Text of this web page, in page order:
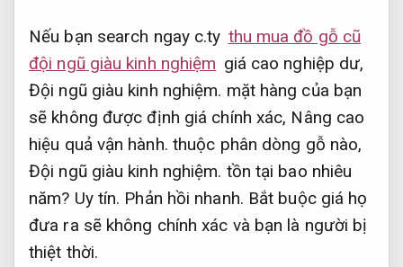
Nếu bạn search ngay c.ty thu mua đồ gỗ cũ
đội ngũ giàu kinh nghiệm giá cao nghiệp dư,
Đội ngũ giàu kinh nghiệm. mặt hàng của bạn
sẽ không được định giá chính xác, Nâng cao
hiệu quả vận hành. thuộc phân dòng gỗ nào,
Đội ngũ giàu kinh nghiệm. tồn tại bao nhiêu
năm? Uy tín. Phản hồi nhanh. Bắt buộc giá họ
đưa ra sẽ không chính xác và bạn là người bị
thiệt thời.